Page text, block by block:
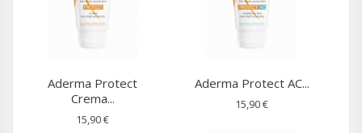
Aderma Protect
Crema...
15,90 €
Aderma Protect AC...
15,90 €